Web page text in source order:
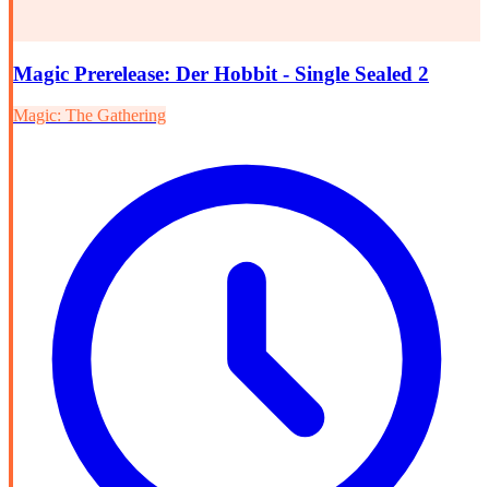
Magic Prerelease: Der Hobbit - Single Sealed 2
Magic: The Gathering